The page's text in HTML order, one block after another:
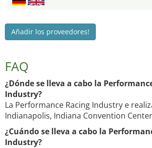
Añadir los proveedores!
FAQ
¿Dónde se lleva a cabo la
Industry?
La Performance Racing Industry e
Indianapolis, Indiana Convention
¿Cuándo se lleva a cabo la
Industry?